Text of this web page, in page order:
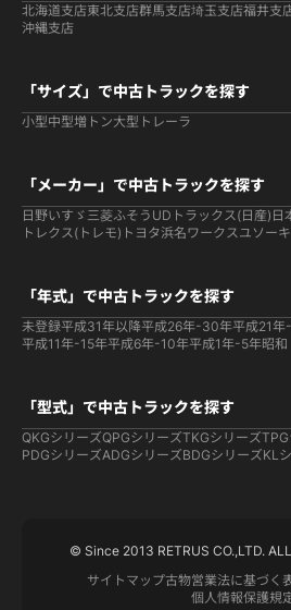
北海道支店東北支店群馬支店埼玉支店福井支
沖縄支店
「サイズ」で中古トラックを探す
小型中型増トン大型 トレーラ
「メーカー」で中古トラックを探す
日野いすゞ 三菱ふそう UDトラックス(日産) 日
トレクス(トレモ) トヨタ浜名ワークス ユソーキ
「年式」で中古トラックを探す
未登録平成31年以降平成26年-30年平成21年
平成11年-15年平成6年-10年平成1年-5年昭和
「型式」で中古トラックを探す
QKGシリーズQPGシリーズTKGシリーズ
PDGシリーズADGシリーズBDGシリーズKL
© Since 2013 RETRUS CO.,LTD.
サイトマップ古物営業法に基づく
個人情報保護規